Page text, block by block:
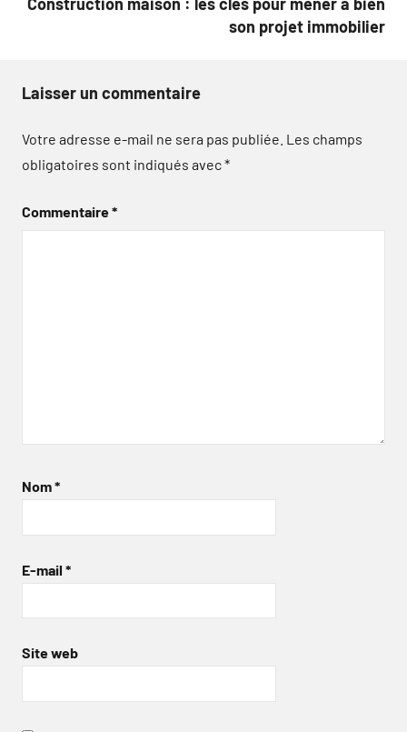
son projet immobilier
Laisser un commentaire
Votre adresse e-mail ne sera pas publiée. Les champs
obligatoires sont indiqués avec*
Commentaire*
Nom*
E-mail *
Site web